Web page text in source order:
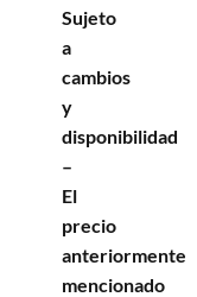
Sujeto
a
cambios
y
disponibilidad
–
El
precio
anteriormente
mencionado